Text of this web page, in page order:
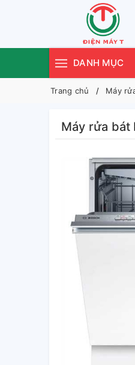
DANH MỤC
Trang chủ Máy
Máy rửa bát